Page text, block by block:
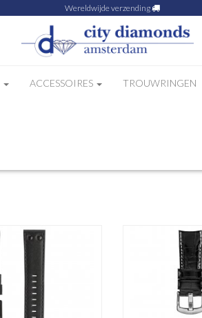
Wereldwijde verzending
ACCESSOIRES TROUWRINGEN